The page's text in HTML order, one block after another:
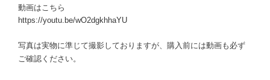
動画はこちら
https://youtu.be/wO2dgkhhaYU
写真は実物に準じて撮影しておりますが、購入前には動画も必ず
ご確認ください。